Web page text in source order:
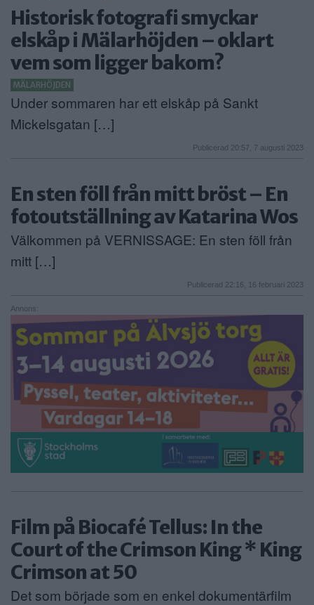
Historisk fotografi smyckar
elskåp i Mälarhöjden – oklart
vem som ligger bakom?
MÄLARHÖJDEN
Under sommaren har ett elskåp på Sankt
Mickelsgatan […]
Publicerad 20:57, 7 augusti 2023
En sten föll från mitt bröst – En
fotoutställning av Katarina Wos
Välkommen på VERNISSAGE: En sten föll från
mitt […]
Publicerad 22:16, 16 februari 2023
Annons:
Film på Biocafé Tellus: In the
Court of the Crimson King * King
Crimson at 50
Det som började som en enkel dokumentärfilm